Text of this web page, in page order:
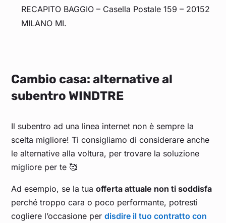
RECAPITO BAGGIO – Casella Postale 159 – 20152
MILANO MI.
Cambio casa: alternative al
subentro WINDTRE
Il subentro ad una linea internet non è sempre la
scelta migliore! Ti consigliamo di considerare anche
le alternative alla voltura, per trovare la soluzione
migliore per te 🥰
Ad esempio, se la tuaofferta attuale non ti soddisfa
perché troppo cara o poco performante, potresti
cogliere l’occasione perdisdire il tuo contratto con